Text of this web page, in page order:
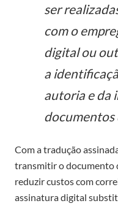
ser
com o
digital ou
a
autoria e da
documentos
Com a tradução
transmitir o documento
reduzir custos com
assinatura digital